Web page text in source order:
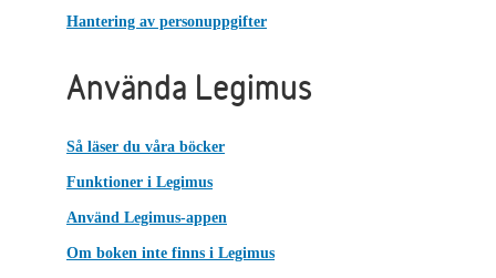
Hantering av personuppgifter
Använda Legimus
Så läser du våra böcker
Funktioner i Legimus
Använd Legimus-appen
Om boken inte finns i Legimus